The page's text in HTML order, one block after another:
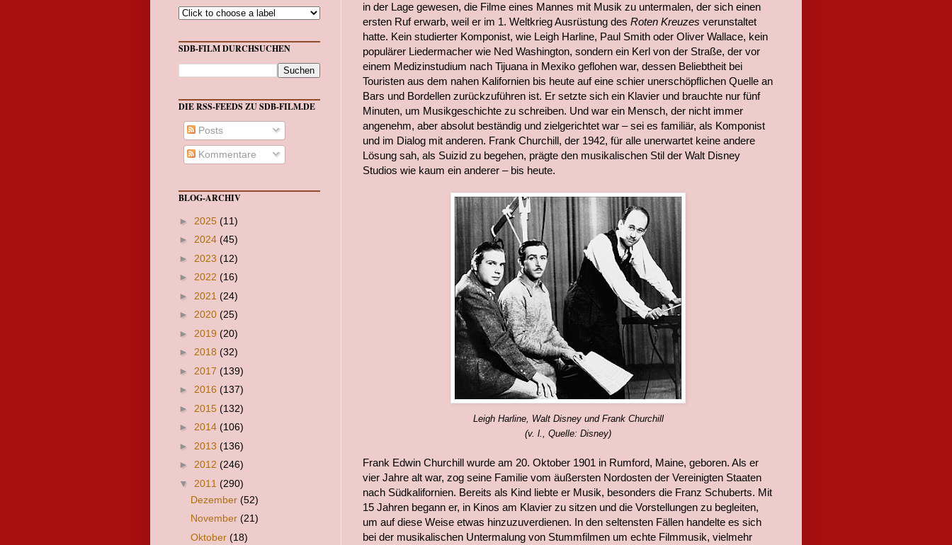
in der Lage gewesen, die Filme eines Mannes mit Musik zu untermalen, der sich einen
ersten Ruf erwarb, weil er im 1. Weltkrieg Ausrüstung des Roten Kreuzes verunstaltet
hatte. Kein studierter Komponist, wie Leigh Harline, Paul Smith oder Oliver Wallace, kein
populärer Liedermacher wie Ned Washington, sondern ein Kerl von der Straße, der vor
einem Medizinstudium nach Tijuana in Mexiko geflohen war, dessen Beliebtheit bei
Touristen aus dem nahen Kalifornien bis heute auf eine schier unerschöpflichen Quelle an
Bars und Bordellen zurückzuführen ist. Er setzte sich ein Klavier und brauchte nur fünf
Minuten, um Musikgeschichte zu schreiben. Und war ein Mensch, der nicht immer
angenehm, aber absolut beständig und zielgerichtet war – sei es familiär, als Komponist
und im Dialog mit anderen. Frank Churchill, der 1942, für alle unerwartet keine andere
Lösung sah, als Suizid zu begehen, prägte den musikalischen Stil der Walt Disney
Studios wie kaum ein anderer – bis heute.
Leigh Harline, Walt Disney und Frank Churchill
(v. l., Quelle: Disney)
Frank Edwin Churchill wurde am 20. Oktober 1901 in Rumford, Maine, geboren. Als er
vier Jahre alt war, zog seine Familie vom äußersten Nordosten der Vereinigten Staaten
nach Südkalifornien. Bereits als Kind liebte er Musik, besonders die Franz Schuberts. Mit
15 Jahren begann er, in Kinos am Klavier zu sitzen und die Vorstellungen zu begleiten,
um auf diese Weise etwas hinzuzuverdienen. In den seltensten Fällen handelte es sich
bei der musikalischen Untermalung von Stummfilmen um echte Filmmusik, vielmehr
SDB-FILM DURCHSUCHEN
DIE RSS-FEEDS ZU SDB-FILM.DE
Posts
Kommentare
BLOG-ARCHIV
► 2025 (11)
► 2024 (45)
► 2023 (12)
► 2022 (16)
► 2021 (24)
► 2020 (25)
► 2019 (20)
► 2018 (32)
► 2017 (139)
► 2016 (137)
► 2015 (132)
► 2014 (106)
► 2013 (136)
► 2012 (246)
▼ 2011 (290)
Dezember (52)
November (21)
Oktober (18)